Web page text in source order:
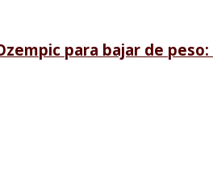
para bajar de